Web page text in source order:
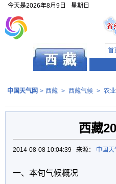
今天是2026年8月9日 星期日
首
中国天气网 > 西藏 > 西藏气候 > 农
西藏
2014-08-08 10:04:39 来源： 中国
一、本旬气候概况